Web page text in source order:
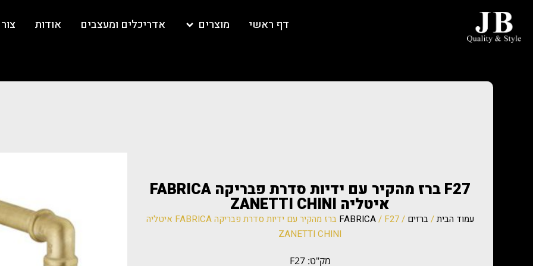
דף ראשי מוצרים אדריכלים ומעצבים אודות
F27 ברז מהקיר עם ידיות סדרת פבריקה FABRICA
איטליה ZANETTI CHINI
עמוד הבית/ברזים /
FABRICA
/ F27 ברז מהקיר עם ידיות סדרת פבריקה FABRICA איטליה
ZANETTI CHINI
מק"ט: F27